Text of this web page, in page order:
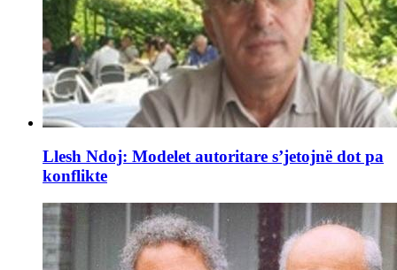
Llesh Ndoj: Modelet autoritare s’jetojnë dot pa
konflikte